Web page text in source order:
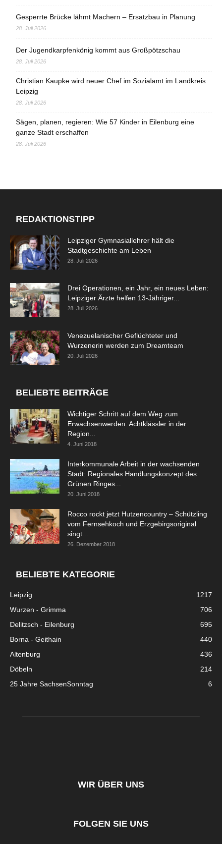
Gesperrte Brücke lähmt Machern – Ersatzbau in Planung
28. Juli 2026
Der Jugendkarpfenkönig kommt aus Großpötzschau
28. Juli 2026
Christian Kaupke wird neuer Chef im Sozialamt im Landkreis
Leipzig
28. Juli 2026
Sägen, planen, regieren: Wie 57 Kinder in Eilenburg eine
ganze Stadt erschaffen
28. Juli 2026
REDAKTIONSTIPP
Leipziger Gymnasiallehrer hält die
Stadtgeschichte am Leben
28. Juli 2026
Drei Operationen, ein Jahr, ein neues Leben:
Leipziger Ärzte helfen 13-Jähriger...
28. Juli 2026
Venezuelanischer Geflüchteter und
Wurzenerin werden zum Dreamteam
20. Juli 2026
BELIEBTE BEITRÄGE
Wichtiger Schritt auf dem Weg zum
Erwachsenwerden: Achtklässler in der
Region...
4. Juni 2018
Interkommunale Arbeit in der wachsenden
Stadt: Regionales Handlungskonzept des
Grünen Ringes...
20. Juni 2018
Rocco rockt jetzt Hutzencountry – Schützling
vom Fernsehkoch und Erzgebirgsoriginal
singt...
26. Dezember 2018
BELIEBTE KATEGORIE
Leipzig
1217
Wurzen - Grimma
706
Delitzsch - Eilenburg
695
Borna - Geithain
440
Altenburg
436
Döbeln
214
25 Jahre SachsenSonntag
6
WIR ÜBER UNS
FOLGEN SIE UNS